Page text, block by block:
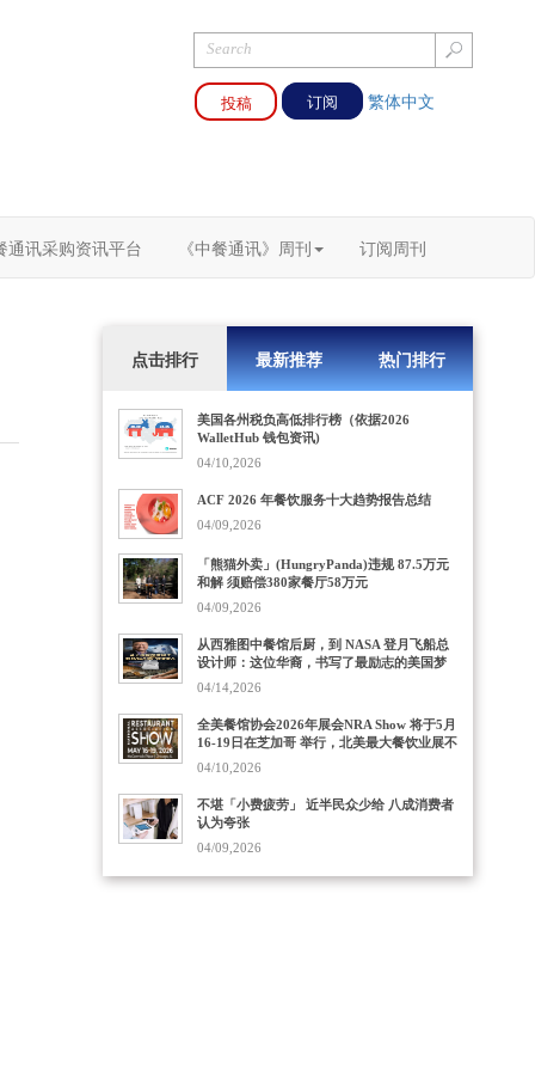
投稿 订阅 繁体中文
通讯采购资讯平台 《中餐通讯》周刊 订阅周刊
点击排行 最新推荐 热门排行
美国各州税负高低排行榜（依据2026
WalletHub 钱包资讯)
04/10,2026
ACF 2026 年餐饮服务十大趋势报告总结
04/09,2026
「熊猫外卖」(HungryPanda)违规 87.5万元
和解 须赔偿380家餐厅58万元
04/09,2026
从西雅图中餐馆后厨，到 NASA 登月飞船总
设计师：这位华裔，书写了最励志的美国梦
04/14,2026
全美餐馆协会2026年展会NRA Show 将于5月
16-19日在芝加哥 举行，北美最大餐饮业展不
容错过
04/10,2026
不堪「小费疲劳」 近半民众少给 八成消费者
认为夸张
04/09,2026